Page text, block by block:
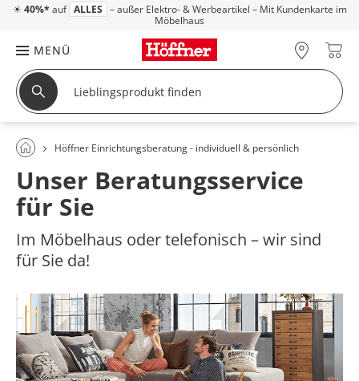
☀ 40%* auf ALLES – außer Elektro- & Werbeartikel – Mit Kundenkarte im
Möbelhaus
MENÜ
Höffner Einrichtungsberatung - individuell & persönlich
Unser Beratungsservice
für Sie
Im Möbelhaus oder telefonisch – wir sind
für Sie da!